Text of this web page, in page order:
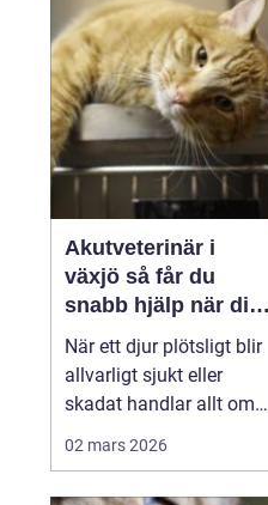
lära några kommandon,
utan om att byg...
Akutveterinär i
växjö så får du
snabb hjälp när ditt
djur blir sjukt
När ett djur plötsligt blir
allvarligt sjukt eller
skadat handlar allt om
02 mars 2026